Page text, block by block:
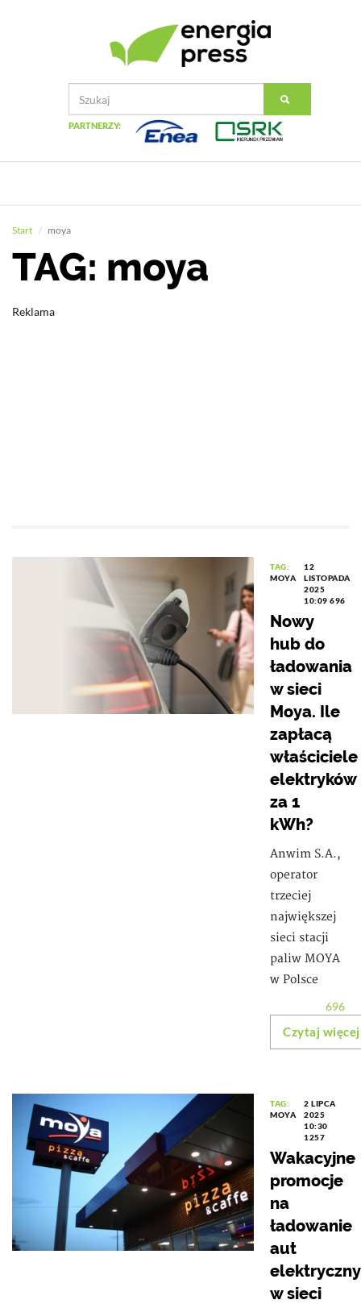
PARTNERZY:
Start moya
TAG: moya
Reklama
TAG:
MOYA
12
LISTOPADA
2025
10:09 696
Nowy
hub do
ładowania
w sieci
Moya. Ile
zapłacą
właściciele
elektryków
za 1
kWh?
Anwim S.A.,
operator
trzeciej
największej
sieci stacji
paliw MOYA
w Polsce
696
Czytaj więcej
TAG:
MOYA
2 LIPCA
2025
10:30
1257
Wakacyjne
promocje
na
ładowanie
aut
w sieci